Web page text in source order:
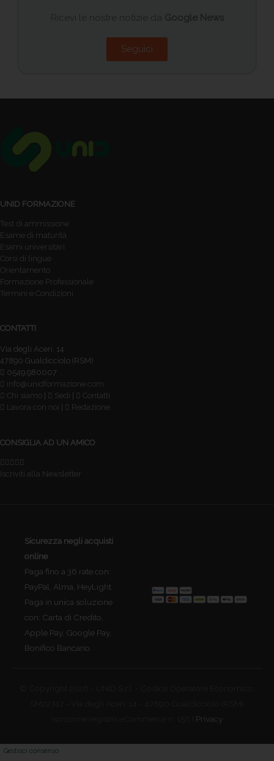
Seguici
UNID FORMAZIONE
Test di ammissione
Esame di maturità
Esami universitari
Corsi di lingue
Orientamento
Formazione Professionale
Termini e Condizioni
CONTATTI
Via degli Aceri, 14
47890 Gualdicciolo (RSM)
0549.980007
info@unidformazione.com
Chi siamo
Sedi
Contatti
Lavora con noi
Redazione
CONSIGLIA AD UN AMICO
Iscriviti alla Newsletter
Sicurezza negli acquisti
online
Paga fino a 36 rate con:
PayPal, Alma, HeyLight.
Paga in unica soluzione
con: Carta di Credito,
Apple Pay, Google Pay,
Bonifico Bancario.
Privacy
Gestisci consenso